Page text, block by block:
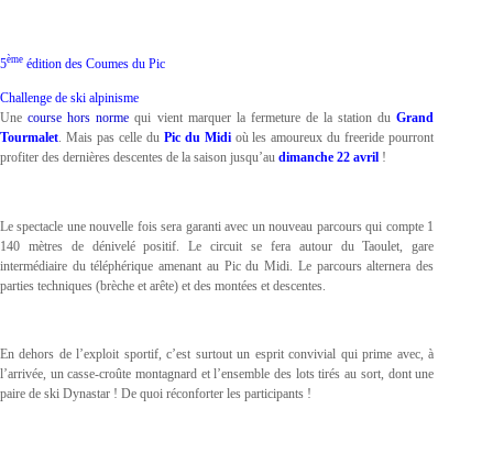
5ème édition des Coumes du Pic
Challenge de ski alpinisme
Unecourse hors norme qui vient marquer la fermeture de la station duGrand
Tourmalet. Mais pas celle du Pic du Midioù les amoureux du freeride pourront
profiter des dernières descentes de la saison jusqu’au dimanche 22 avril !
Le spectacle une nouvelle fois sera garanti avec un nouveau parcours qui compte 1
140 mètres de dénivelé positif. Le circuit se fera autour du Taoulet, gare
intermédiaire du téléphérique amenant au Pic du Midi. Le parcours alternera des
parties techniques (brèche et arête) et des montées et descentes.
En dehors de l’exploit sportif, c’est surtout un esprit convivial qui prime avec, à
l’arrivée, un casse-croûte montagnard et l’ensemble des lots tirés au sort, dont une
paire de ski Dynastar ! De quoi réconforter les participants !